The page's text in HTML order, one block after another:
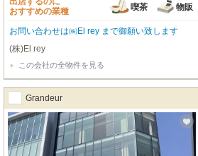
おすすめの業種
喫茶 物販
お問い合わせは㈱El rey まで御願い致します
(株)El rey
この会社の全物件を見る
Grandeur